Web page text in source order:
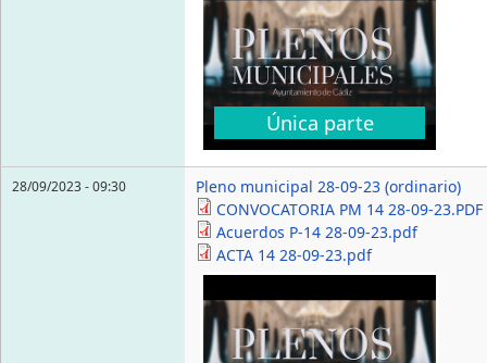
Única parte
28/09/2023 - 09:30
Pleno municipal 28-09-23 (ordinario)
CONVOCATORIA PM 14 28-09-23.PDF
Acuerdos P-14 28-09-23.pdf
ACTA 14 28-09-23.pdf